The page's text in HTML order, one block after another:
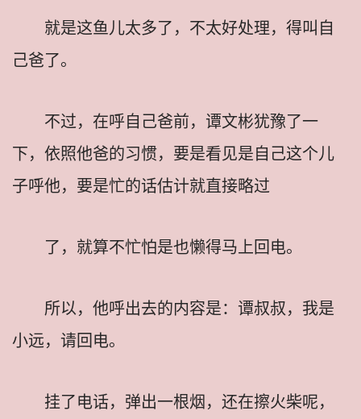
就是这鱼儿太多了，不太好处理，得叫自
己爸了。
不过，在呼自己爸前，谭文彬犹豫了一
下，依照他爸的习惯，要是看见是自己这个儿
子呼他，要是忙的话估计就直接略过
了，就算不忙怕是也懒得马上回电。
所以，他呼出去的内容是：谭叔叔，我是
小远，请回电。
挂了电话，弹出一根烟，还在擦火柴呢，